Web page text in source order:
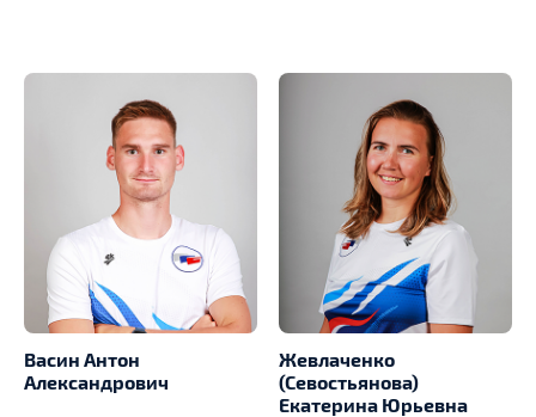
Васин Антон
Александрович
Жевлаченко
(Севостьянова)
Екатерина Юрьевна